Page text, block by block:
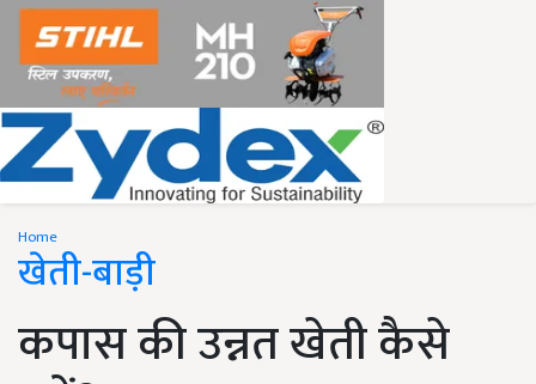
Home
खेती-बाड़ी
कपास की उन्नत खेती कैसे